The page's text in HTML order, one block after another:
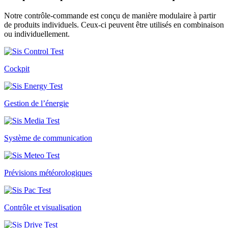
Notre contrôle-commande est conçu de manière modulaire à partir
de produits individuels. Ceux-ci peuvent être utilisés en combinaison
ou individuellement.
Cockpit
Gestion de l’énergie
Système de communication
Prévisions météorologiques
Contrôle et visualisation